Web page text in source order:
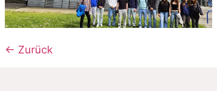
← Zurück